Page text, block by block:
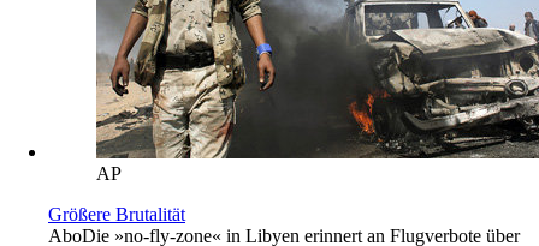
AP
Größere Brutalität
AboDie »no-fly-zone« in Libyen erinnert an Flugverbote über